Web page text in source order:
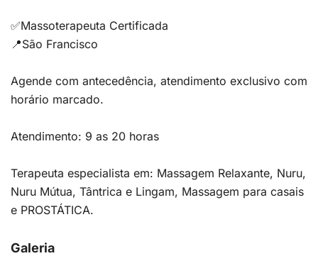
✅️Massoterapeuta Certificada
📍São Francisco
Agende com antecedência, atendimento exclusivo com
horário marcado.
Atendimento: 9 as 20 horas
Terapeuta especialista em: Massagem Relaxante, Nuru,
Nuru Mútua, Tântrica e Lingam, Massagem para casais
e PROSTÁTICA.
Galeria